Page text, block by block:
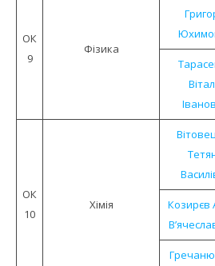
ОК
9
Фізика
ОК
10
Хiмiя
Козирєв